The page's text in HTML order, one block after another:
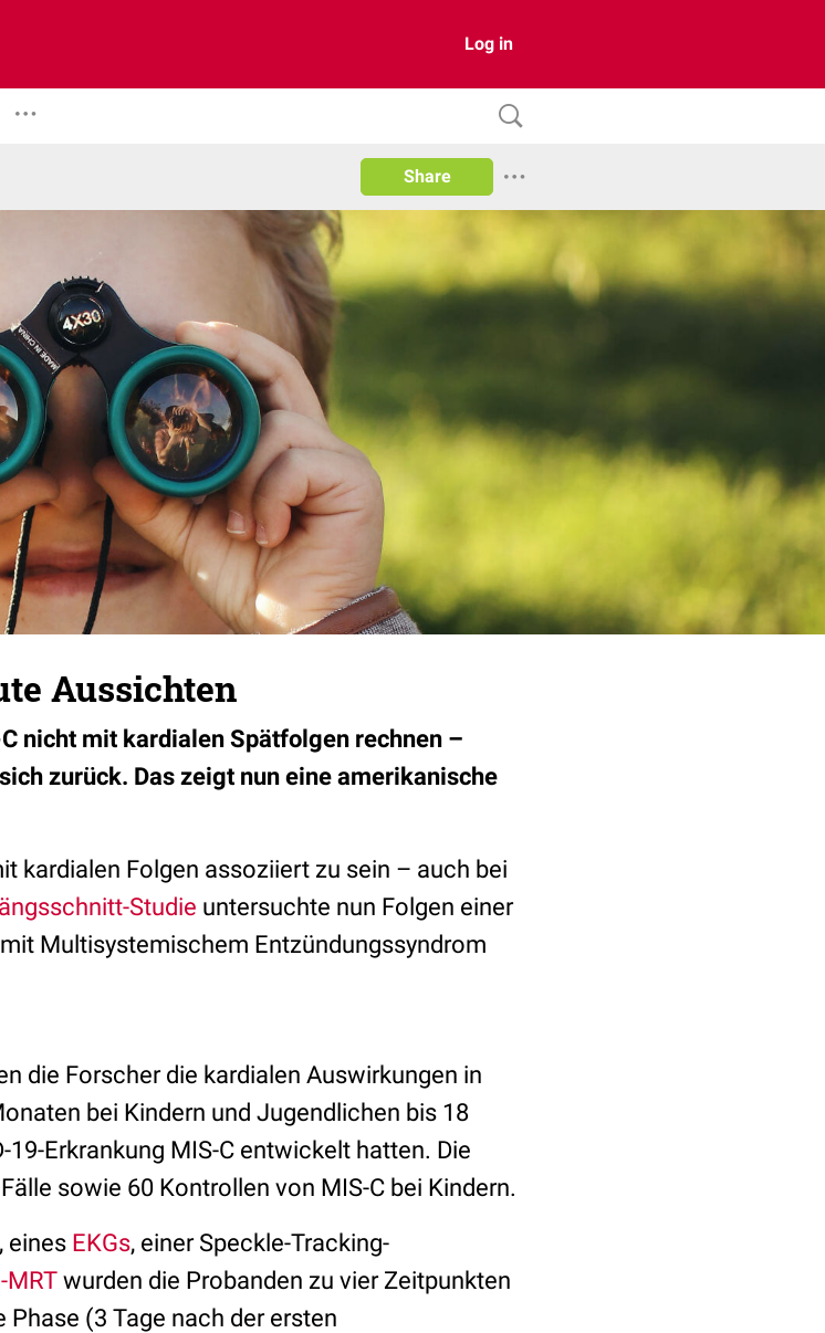
Log in
Share
Aussichten
nicht mit kardialen Spätfolgen rechnen –
zurück. Das zeigt nun eine amerikanische
kardialen Folgen assoziiert zu sein – auch bei
Studie untersuchte nun Folgen einer
Multisystemischem Entzündungssyndrom
die Forscher die kardialen Auswirkungen in
bei Kindern und Jugendlichen bis 18
19-Erkrankung MIS-C entwickelt hatten. Die
sowie 60 Kontrollen von MIS-C bei Kindern.
, eines EKGs, einer Speckle-Tracking-
MRT wurden die Probanden zu vier Zeitpunkten
(3 Tage nach der ersten